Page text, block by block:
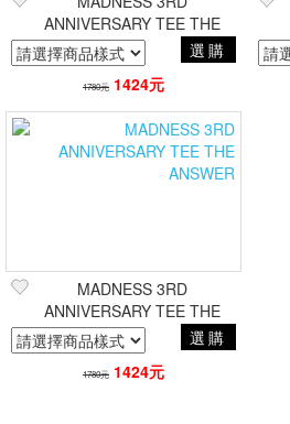
ANNIVERSARY TEE THE
ANSWER White
選購
1780元 1424元
MADNESS 3RD
ANNIVERSARY TEE THE
ANSWER
選購
1780元 1424元